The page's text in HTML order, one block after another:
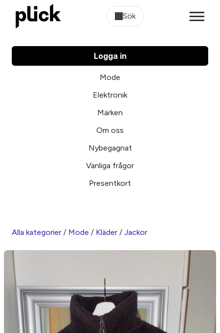
Sök
Logga in
Mode
Elektronik
Märken
Om oss
Nybegagnat
Vanliga frågor
Presentkort
Alla kategorier / Mode / Kläder / Jackor